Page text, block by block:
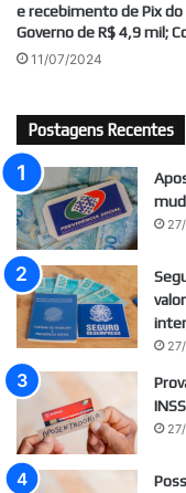
e recebimento de Pix do
Governo de R$ 4,9 mil;
11/07/2024
Postagens Recentes